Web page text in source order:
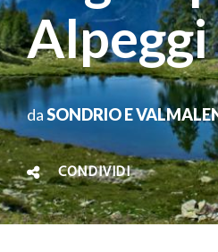
Alpeggi
daSONDRIO E
CONDIVIDI